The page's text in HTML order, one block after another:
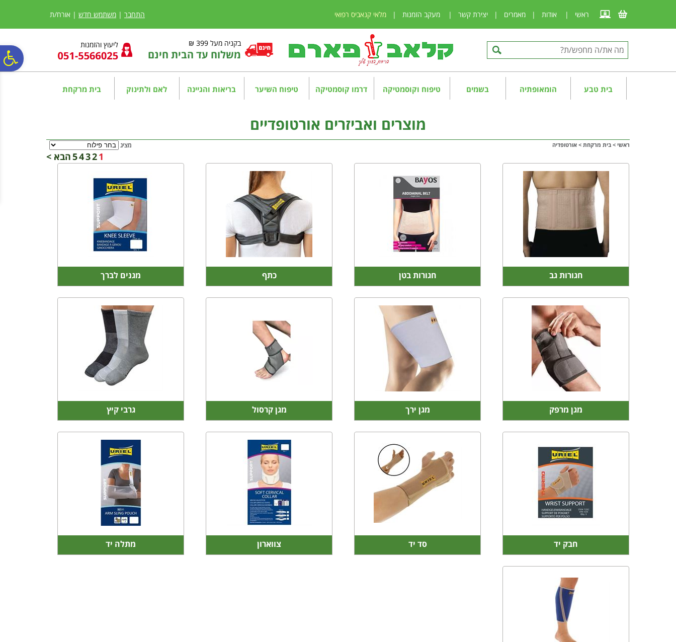
נגישות
אתר
המרכזי
ראשי | אודות | מאמרים | יצירת קשר | מעקב הזמנות | מלאי קנאביס רפואי התחבר | משתמש חדש | אורח/ת
בקניה מעל 399 ₪
משלוח עד הבית חינם
ליעוץ והזמנות
בית טבע הומאופתיה בשמים טיפוח וקוסמטיקה דרמו קוסמטיקה טיפוח השיער בריאות והגיינה לאם ולתינוק בית מרקחת
מוצרים ואביזרים אורטופדיים
ראשי > בית מרקחת > אורטופדיה מציג
1
2
3
4
5הבא >
חגורות גב חגורות בטן כתף מגנים לברך
מגן מרפק מגן ירך מגן קרסול גרבי קיץ
חבק יד סד יד צווארון מתלה יד